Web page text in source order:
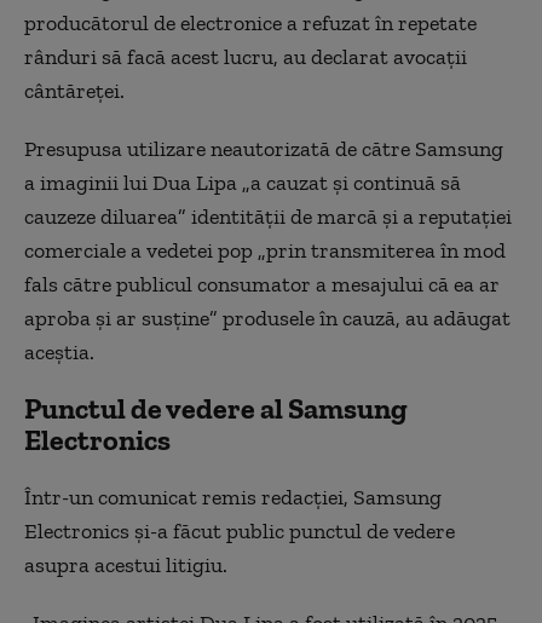
producătorul de electronice a refuzat în repetate
rânduri să facă acest lucru, au declarat avocaţii
cântăreţei.
Presupusa utilizare neautorizată de către Samsung
a imaginii lui Dua Lipa „a cauzat şi continuă să
cauzeze diluarea” identităţii de marcă şi a reputaţiei
comerciale a vedetei pop „prin transmiterea în mod
fals către publicul consumator a mesajului că ea ar
aproba şi ar susţine” produsele în cauză, au adăugat
aceştia.
Punctul de vedere al Samsung
Electronics
Într-un comunicat remis redacției, Samsung
Electronics și-a făcut public punctul de vedere
asupra acestui litigiu.